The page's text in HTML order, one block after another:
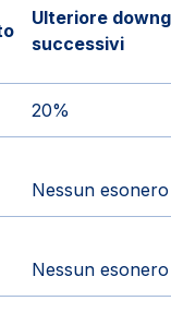
Ulteriore
successivi
20%
Nessun esonero
Nessun esonero